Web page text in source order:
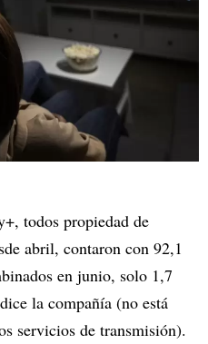
todos propiedad de
abril, contaron con 92,1
en junio, solo 1,7
la compañía (no está
servicios de transmisión).